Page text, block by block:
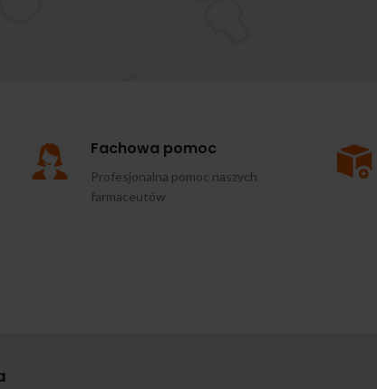
Fachowa pomoc
Profesjonalna pomoc naszych
farmaceutów